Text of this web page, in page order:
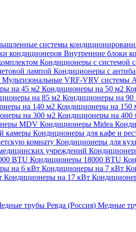
системы
кондиционеров Внутренние блоки
Кондиционеры с системой
лампой Кондиционеры с
Мультизональные VRF-VRV системы
на 45 м2 Кондиционеры на 50 м2
на 85 м2 Кондиционеры на 90
на 140 м2 Кондиционеры на 150
на 300 м2 Кондиционеры на 400
MDV Кондиционеры Midea
камеры Кондиционеры для кафе и
комнату Кондиционеры для
учреждений
BTU Кондиционеры 18000 BTU
на 6 кВт Кондиционеры на 7 кВт
Кондиционеры на 17 кВт
трубы Ревда (Россия) Медные